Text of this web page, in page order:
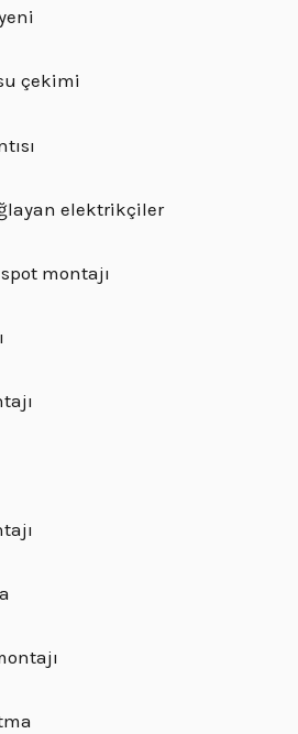
çekimi
elektrikçiler
montajı